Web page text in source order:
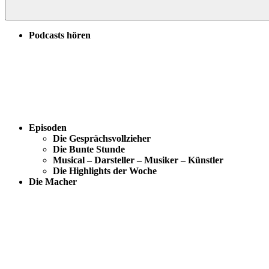
Podcasts hören
Episoden
Die Gesprächsvollzieher
Die Bunte Stunde
Musical – Darsteller – Musiker – Künstler
Die Highlights der Woche
Die Macher